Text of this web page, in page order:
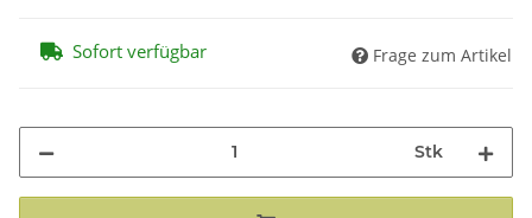
Sofort verfügbar Frage zum Artikel
Stk